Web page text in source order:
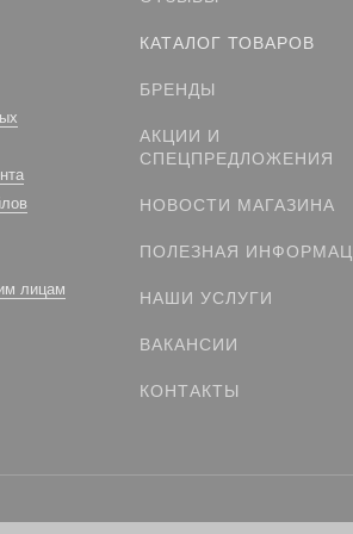
лицам
КАТАЛОГ ТОВАРОВ
БРЕНДЫ
АКЦИИ И
СПЕЦПРЕДЛОЖЕНИЯ
НОВОСТИ МАГАЗИНА
ПОЛЕЗНАЯ
НАШИ УСЛУГИ
ВАКАНСИИ
КОНТАКТЫ